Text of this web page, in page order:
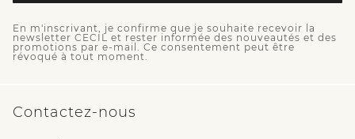
En m'inscrivant, je confirme que je souhaite recevoir la
newsletter CECIL et rester informée des nouveautés et des
promotions par e-mail. Ce consentement peut être
révoqué à tout moment.
Contactez-nous